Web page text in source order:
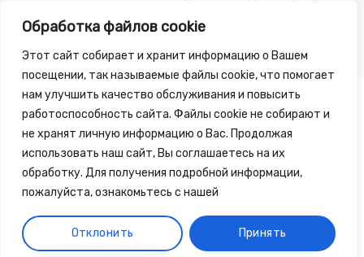
Обработка файлов cookie
Этот сайт собирает и хранит информацию о Вашем
посещении, так называемые файлы cookie, что помогает
нам улучшить качество обслуживания и повысить
работоспособность сайта. Файлы cookie не собирают и
не хранят личную информацию о Вас. Продолжая
использовать наш сайт, Вы соглашаетесь на их
обработку. Для получения подробной информации,
пожалуйста, ознакомьтесь с нашей
Отклонить Принять
Copyright 2010 - 2026 ©Зелёная Аптека, разработка сайта
-Tirex Media
Обработка персональных данных
Обработка файлов cookie